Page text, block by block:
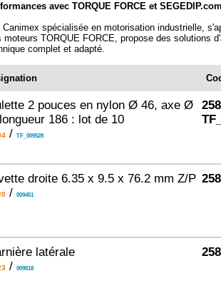
avec TORQUE FORCE et
spécialisée en motorisation industrielle,
TORQUE FORCE, propose des solutions
complet et adapté.
2 pouces en nylon Ø 46, axe Ø
186 : lot de 10
/ TF_009528
droite 6.35 x 9.5 x 76.2 mm Z/P
/ 009451
latérale
/ 009518